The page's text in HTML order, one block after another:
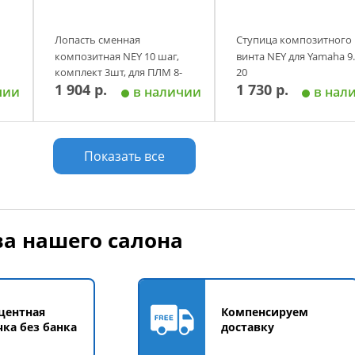
Лопасть сменная
композитная NEY 10 шаг,
комплект 3шт, для ПЛМ 8-
20 л.с.
1 904 р. в наличии
Добавить в корзину
Ступица композитного
винта NEY для Yamaha
20
1 730 р. в
Показать все
нашего салона
без банка
Компенсируем
доставку